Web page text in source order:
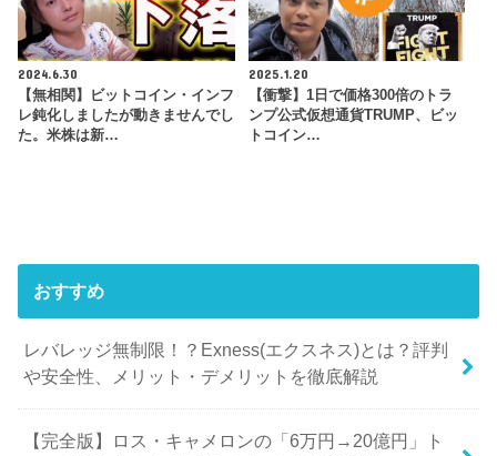
2024.6.30
【無相関】ビットコイン・インフ
レ鈍化しましたが動きませんでし
た。米株は新…
2025.1.20
【衝撃】1日で価格300倍のトラ
ンプ公式仮想通貨TRUMP、ビッ
トコイン…
おすすめ
レバレッジ無制限！？Exness(エクスネス)とは？評判
や安全性、メリット・デメリットを徹底解説
【完全版】ロス・キャメロンの「6万円→20億円」ト